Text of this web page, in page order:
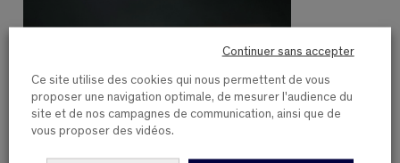
Continuer sans accepter
Ce site utilise des cookies qui nous permettent de vous
proposer une navigation optimale, de mesurer l'audience du
site et de nos campagnes de communication, ainsi que de
vous proposer des vidéos.